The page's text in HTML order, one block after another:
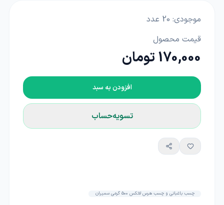
موجودی: 20 عدد
قیمت محصول
170,000 تومان
افزودن به سبد
تسویه‌حساب
چسب باغبانی و چسب هرس لاتکس 500 گرمی سمیران